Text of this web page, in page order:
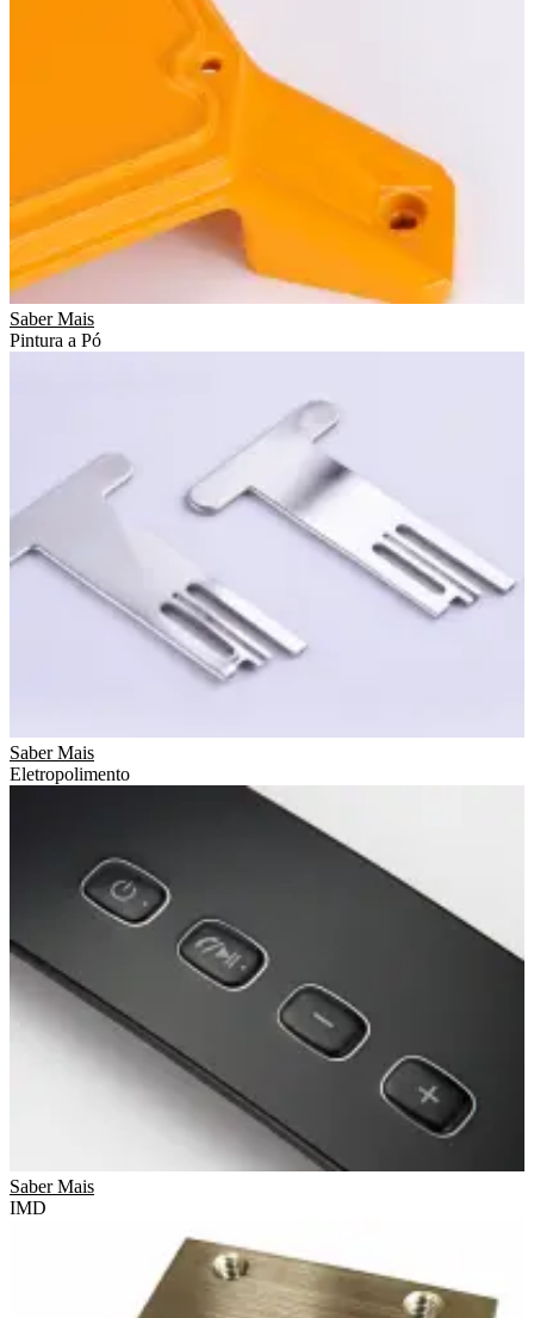
Saber Mais
Pintura a Pó
Saber Mais
Eletropolimento
Saber Mais
IMD